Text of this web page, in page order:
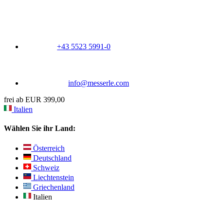
+43 5523 5991-0
info@messerle.com
frei ab EUR 399,00
Italien
Wählen Sie ihr Land:
Österreich
Deutschland
Schweiz
Liechtenstein
Griechenland
Italien